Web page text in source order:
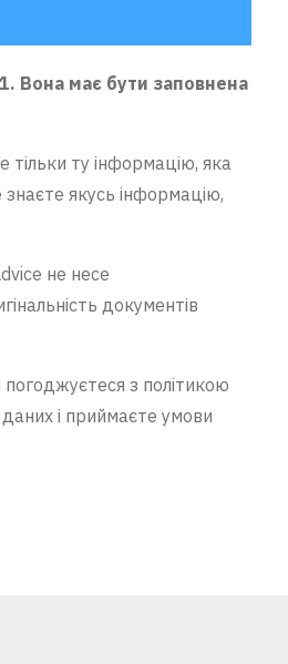
Вона має бути заповнена
тільки ту інформацію, яка
якусь інформацію,
не несе
документів
з політикою
і приймаєте умови